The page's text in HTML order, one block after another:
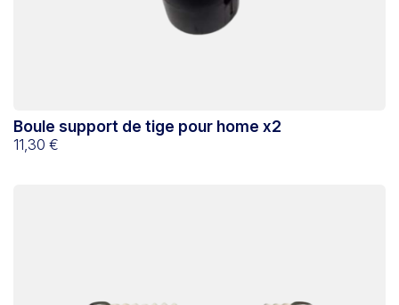
Boule support de tige pour home x2
11,30 €